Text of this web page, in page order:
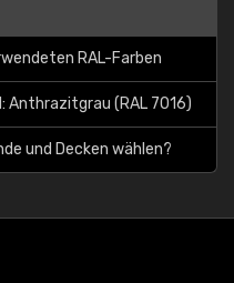
RAL-Farben
Anthrazitgrau (RAL 7016)
und Decken wählen?